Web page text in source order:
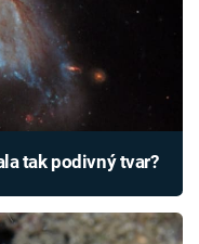
tak podivný tvar?